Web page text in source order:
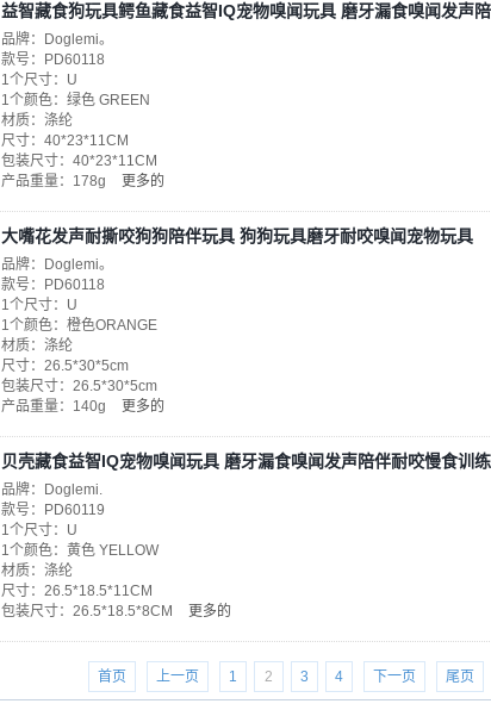
益智藏食狗玩具鳄鱼藏食益智IQ宠物嗅闻玩具 磨牙漏食嗅闻发声
品牌：Doglemi。
款号：PD60118
1个尺寸：U
1个颜色：绿色 GREEN
材质：涤纶
尺寸：40*23*11CM
包装尺寸：40*23*11CM
产品重量：178g
更多的
大嘴花发声耐撕咬狗狗陪伴玩具 狗狗玩具磨牙耐咬嗅闻宠物玩具
品牌：Doglemi。
款号：PD60118
1个尺寸：U
1个颜色：橙色ORANGE
材质：涤纶
尺寸：26.5*30*5cm
包装尺寸：26.5*30*5cm
产品重量：140g
更多的
贝壳藏食益智IQ宠物嗅闻玩具 磨牙漏食嗅闻发声陪伴耐咬慢食训
品牌：Doglemi.
款号：PD60119
1个尺寸：U
1个颜色：黄色 YELLOW
材质：涤纶
尺寸：26.5*18.5*11CM
包装尺寸：26.5*18.5*8CM
更多的
首页 上一页 1 2 3 4 下一页 尾页